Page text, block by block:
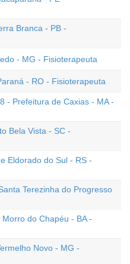
Branca - PB -
- MG - Fisioterapeuta
- RO - Fisioterapeuta
- Prefeitura de Caxias - MA -
Bela Vista - SC -
Eldorado do Sul - RS -
Terezinha do Progresso
do Chapéu - BA -
Novo - MG -